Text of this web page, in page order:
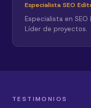
Especialista SEO
Especialista en
Líder de proyectos.
TESTIMONIOS